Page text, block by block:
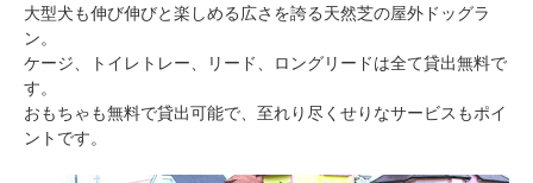
大型犬も伸び伸びと楽しめる広さを誇る天然芝の屋外ドッグラ
ン。
ケージ、トイレトレー、リード、ロングリードは全て貸出無料で
す。
おもちゃも無料で貸出可能で、至れり尽くせりなサービスもポイ
ントです。